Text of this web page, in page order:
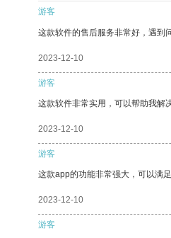
游客
这款软件的售后服务非常好，遇到
2023-12-10
游客
这款软件非常实用，可以帮助我解
2023-12-10
游客
这款app的功能非常强大，可以满
2023-12-10
游客